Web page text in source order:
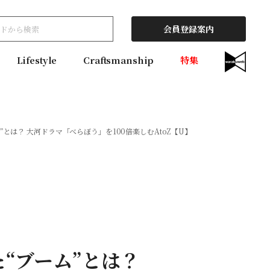
会員登録案内
Lifestyle Craftsmanship 特集
は？ 大河ドラマ「べらぼう」を100倍楽しむAtoZ【U】
ブーム”とは？